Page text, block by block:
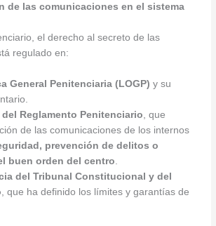
de las comunicaciones en el sistema
el derecho al secreto de las
regulado en:
General Penitenciaria (LOGP) y su
del Reglamento Penitenciario , que
de las comunicaciones de los internos
prevención de delitos o
buen orden del centro
del Tribunal Constitucional y del
, que ha definido los límites y garantías de